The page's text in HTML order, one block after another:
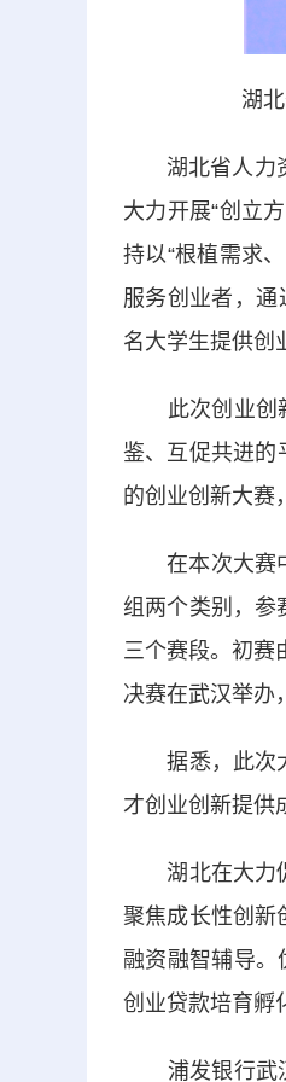
湖
湖北省人力资
大力开展“创立
持以“根植需求
服务创业者，
名大学生提供创
此次创业创新
鉴、互促共进的
的创业创新大赛
在本次大赛中
组两个类别，参
三个赛段。初赛
决赛在武汉举办
据悉，此次大
才创业创新提供
湖北在大力促
聚焦成长性创新
融资融智辅导。
创业贷款培育孵
浦发银行武汉